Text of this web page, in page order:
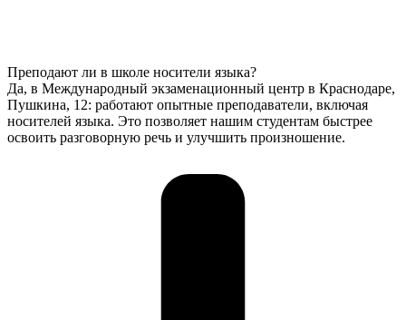
Преподают ли в школе носители языка?
Да, в Международный экзаменационный центр в Краснодаре,
Пушкина, 12: работают опытные преподаватели, включая
носителей языка. Это позволяет нашим студентам быстрее
освоить разговорную речь и улучшить произношение.